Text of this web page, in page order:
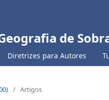
de
Diretrizes para Autores
/ Artigos